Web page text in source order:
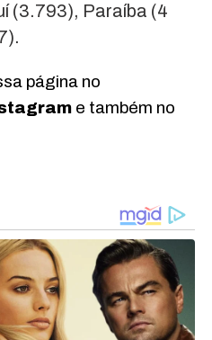
(3.793), Paraíba (4
página no
e também no